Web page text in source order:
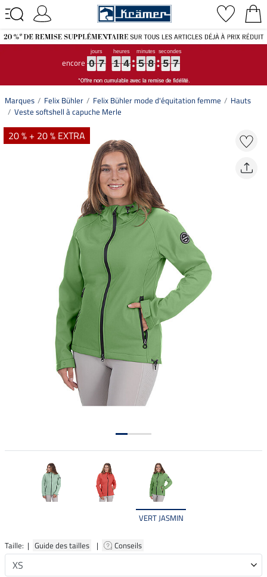
encore 0
0
0
0 7
7
7
7 1
1
1
1 4
4
4
4 5
5
5
5 8
8
8
8 5
5
5
5 6
7
6
7
Marques Felix Bühler Felix Bühler mode d'équitation femme
Hauts
Veste softshell à capuche Merle
20 % + 20 % EXTRA
VERT JASMIN
Taille: | Guide des tailles | Conseils